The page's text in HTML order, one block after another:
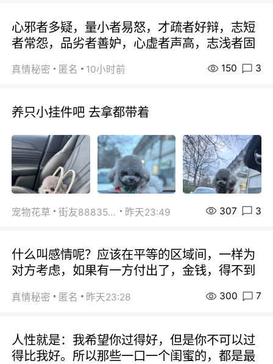
心邪者多疑，量小者易怒，才疏者好辩，志短
者常怨，品劣者善妒，心虚者声高，志浅者固
真情秘密 匿名 10小时前 150 3
养只小挂件吧 去拿都带着
宠物花草 街友88835518 昨天23:49 307 3
什么叫感情呢？应该在平等的区域间，一样为
对方考虑，如果有一方付出了，金钱，得不到
真情秘密 匿名 昨天23:28 300 7
人性就是：我希望你过得好，但是你不可以过
得比我好。所以那些一口一个闺蜜的，都是最